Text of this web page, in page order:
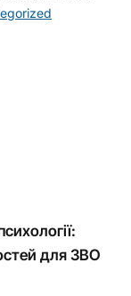
для ЗВО